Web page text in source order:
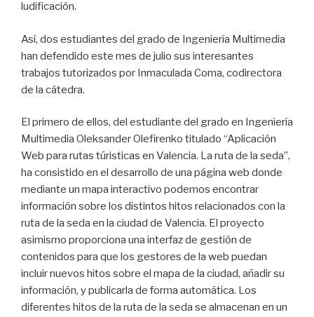
ludificación.
Así, dos estudiantes del grado de Ingeniería Multimedia
han defendido este mes de julio sus interesantes
trabajos tutorizados por Inmaculada Coma, codirectora
de la cátedra.
El primero de ellos, del estudiante del grado en Ingeniería
Multimedia Oleksander Olefirenko titulado “Aplicación
Web para rutas túristicas en Valencia. La ruta de la seda”,
ha consistido en el desarrollo de una página web donde
mediante un mapa interactivo podemos encontrar
información sobre los distintos hitos relacionados con la
ruta de la seda en la ciudad de Valencia. El proyecto
asimismo proporciona una interfaz de gestión de
contenidos para que los gestores de la web puedan
incluir nuevos hitos sobre el mapa de la ciudad, añadir su
información, y publicarla de forma automática. Los
diferentes hitos de la ruta de la seda se almacenan en un